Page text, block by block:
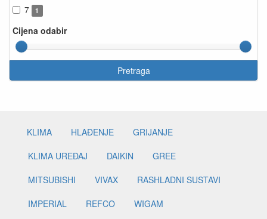
7
1
Cijena odabir
Pretraga
KLIMA HLAĐENJE
GRIJANJE
KLIMA UREĐAJ
DAIKIN
GREE
MITSUBISHI
VIVAX
RASHLADNI SUSTAVI
IMPERIAL
REFCO
WIGAM